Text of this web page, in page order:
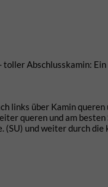
Abschlusskamin:
links über Kamin queren
queren und am besten
(SU) und weiter durch